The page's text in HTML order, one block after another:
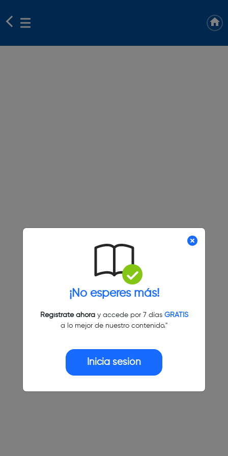
¡No esperes más!
Regístrate ahoray accede por 7 días GRATIS
a lo mejor de nuestro contenido."
Inicia sesión